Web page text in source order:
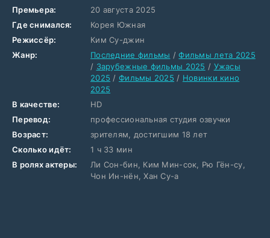
Премьера:
20 августа 2025
Где снимался:
Корея Южная
Режиссёр:
Ким Су-джин
Жанр:
Последние фильмы /Фильмы лета 2025
/ Зарубежные фильмы 2025 / Ужасы
2025 / Фильмы 2025 / Новинки кино
2025
В качестве:
HD
Перевод:
профессиональная студия озвучки
Возраст:
зрителям, достигшим 18 лет
Сколько идёт:
1 ч 33 мин
В ролях актеры:
Ли Сон-бин, Ким Мин-сок, Рю Гён-су,
Чон Ин-нён, Хан Су-а